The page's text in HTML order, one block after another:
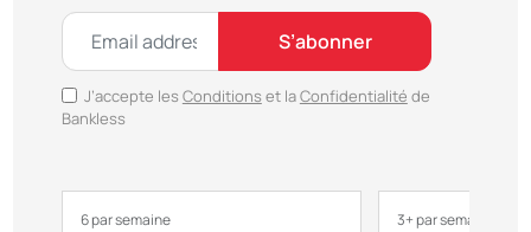
S’abonner
J’accepte les Conditions et laConfidentialité de
Bankless
6 par semaine 3+ par semaine